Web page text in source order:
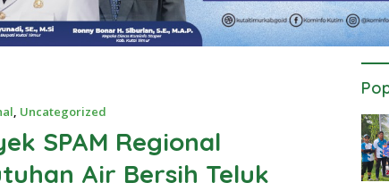
, Uncategorized
SPAM Regional
Air Bersih Teluk